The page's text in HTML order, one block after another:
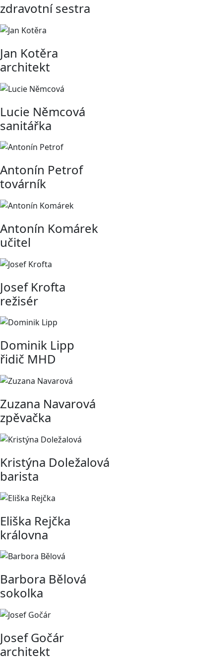
zdravotní sestra
Jan Kotěra
architekt
Lucie Němcová
sanitářka
Antonín Petrof
továrník
Antonín Komárek
učitel
Josef Krofta
režisér
Dominik Lipp
řidič MHD
Zuzana Navarová
zpěvačka
Kristýna Doležalová
barista
Eliška Rejčka
královna
Barbora Bělová
sokolka
Josef Gočár
architekt